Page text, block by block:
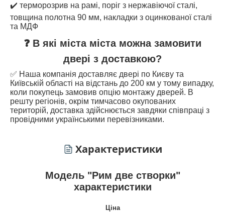
✔️ терморозрив на рамі, поріг з нержавіючої сталі,
товщина полотна 90 мм, накладки з оцинкованої сталі
та МДФ
❓ В які міста міста можна замовити
двері з доставкою?
✅ Наша компанія доставляє двері по Києву та
Київській області на відстань до 200 км у тому випадку,
коли покупець замовив опцію монтажу дверей. В
решту регіонів, окрім тимчасово окупованих
територій, доставка здійснюється завдяки співпраці з
провідними українськими перевізниками.
Характеристики
Модель "Рим две створки"
характеристики
Ціна